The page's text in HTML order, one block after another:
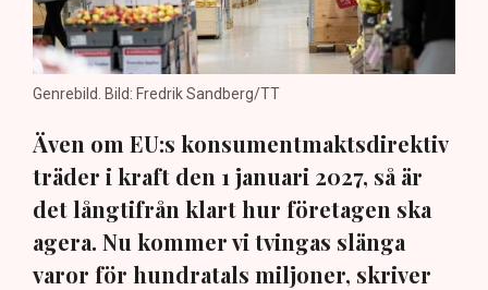
Genrebild. Bild: Fredrik Sandberg/TT
Även om EU:s konsumentmaktsdirektiv
träder i kraft den 1 januari 2027, så är
det långtifrån klart hur företagen ska
agera. Nu kommer vi tvingas slänga
varor för hundratals miljoner, skriver